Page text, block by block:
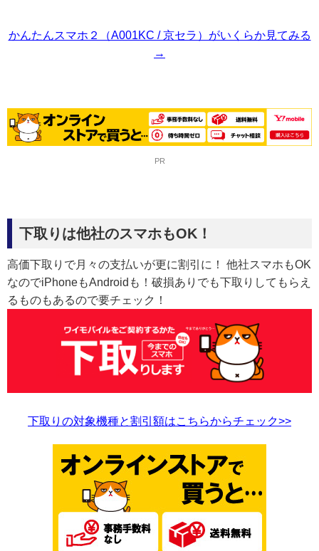
かんたんスマホ２（A001KC / 京セラ）がいくらか見てみる
→
PR
下取りは他社のスマホもOK！
高価下取りで月々の支払いが更に割引に！ 他社スマホもOK
なのでiPhoneもAndroidも！破損ありでも下取りしてもらえ
るものもあるので要チェック！
下取りの対象機種と割引額はこちらからチェック>>